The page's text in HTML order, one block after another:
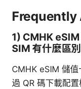
Frequently
1) CMHK
SIM 有什麼區別
CMHK eSIM 儲
過 QR 碼下載配